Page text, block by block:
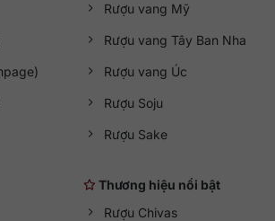
Rượu vang Mỹ
Rượu vang Tây Ban Nha
Rượu vang Úc
Rượu Soju
Rượu Sake
Thương hiệu nổi bật
Rượu Chivas